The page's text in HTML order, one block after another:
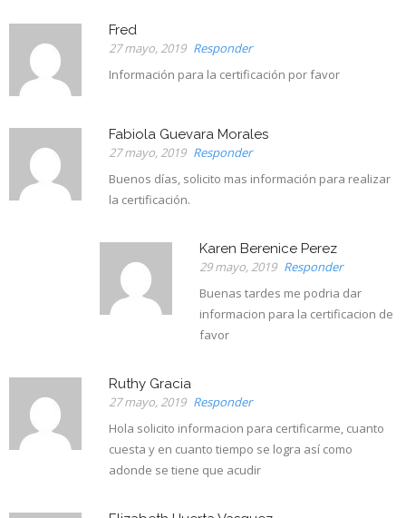
Fred
27 mayo, 2019 Responder
Información para la certificación por favor
Fabiola Guevara Morales
27 mayo, 2019 Responder
Buenos días, solicito mas información para realizar
la certificación.
Karen Berenice Perez
29 mayo, 2019 Responder
Buenas tardes me podria dar
informacion para la certificacion de
favor
Ruthy Gracia
27 mayo, 2019 Responder
Hola solicito informacion para certificarme, cuanto
cuesta y en cuanto tiempo se logra así como
adonde se tiene que acudir